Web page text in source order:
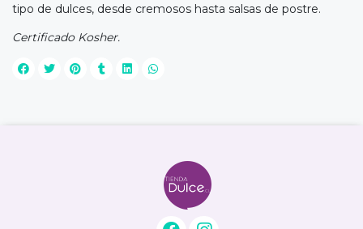
tipo de dulces, desde cremosos hasta salsas de postre.
Certificado Kosher.